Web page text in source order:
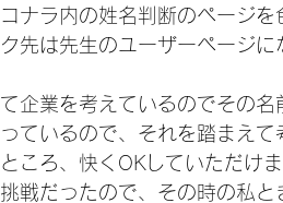
ナラ内の姓名判断のページ
先は先生のユーザーページに
企業を考えているのでその
ているので、それを踏まえ
ころ、快くOKしていただけ
戦だったので、その時の私